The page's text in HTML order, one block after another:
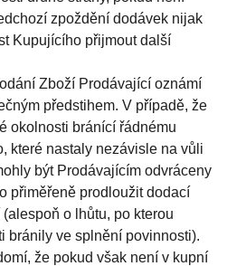
zpoždění dodávek nijak
Kupujícího přijmout další
Zboží Prodávající oznámí
předstihem. V případě, že
okolnosti bránící řádnému
které nastaly nezávisle na vůli
být Prodávajícím odvráceny
přiměřeně prodloužit dodací
(alespoň o lhůtu, po kterou
bránily ve splnění povinnosti).
že pokud však není v kupní